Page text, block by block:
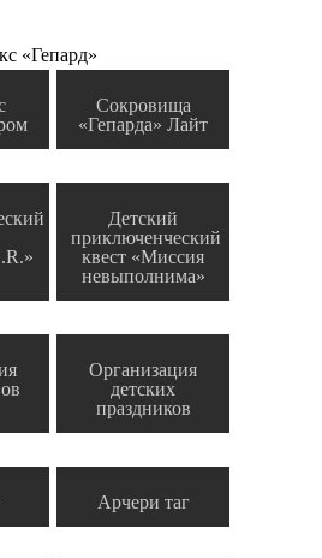
«Гепард»
Сокровища
«Гепарда» Лайт
Детский
приключенческий
квест «Миссия
невыполнима»
Организация
детских
праздников
Арчери таг